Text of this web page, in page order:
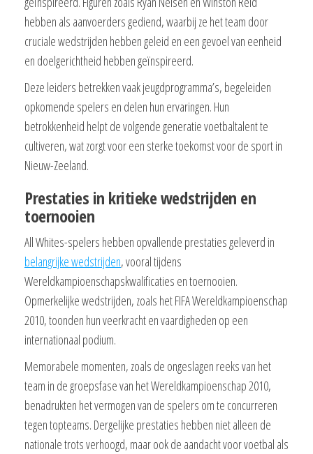
hebben als aanvoerders gediend, waarbij ze het team door
cruciale wedstrijden hebben geleid en een gevoel van eenheid
en doelgerichtheid hebben geïnspireerd.
Deze leiders betrekken vaak jeugdprogramma’s, begeleiden
opkomende spelers en delen hun ervaringen. Hun
betrokkenheid helpt de volgende generatie voetbaltalent te
cultiveren, wat zorgt voor een sterke toekomst voor de sport in
Nieuw-Zeeland.
Prestaties in kritieke wedstrijden en
toernooien
All Whites-spelers hebben opvallende prestaties geleverd in
belangrijke wedstrijden, vooral tijdens
Wereldkampioenschapskwalificaties en toernooien.
Opmerkelijke wedstrijden, zoals het FIFA Wereldkampioenschap
2010, toonden hun veerkracht en vaardigheden op een
internationaal podium.
Memorabele momenten, zoals de ongeslagen reeks van het
team in de groepsfase van het Wereldkampioenschap 2010,
benadrukten het vermogen van de spelers om te concurreren
tegen topteams. Dergelijke prestaties hebben niet alleen de
nationale trots verhoogd, maar ook de aandacht voor voetbal als